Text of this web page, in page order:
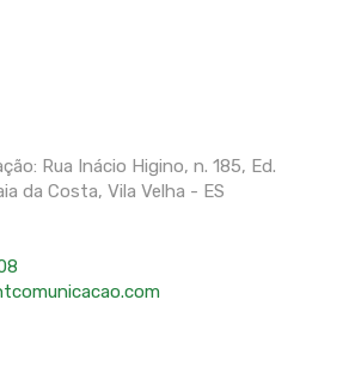
Rua Inácio Higino, n. 185, Ed.
da Costa, Vila Velha - ES